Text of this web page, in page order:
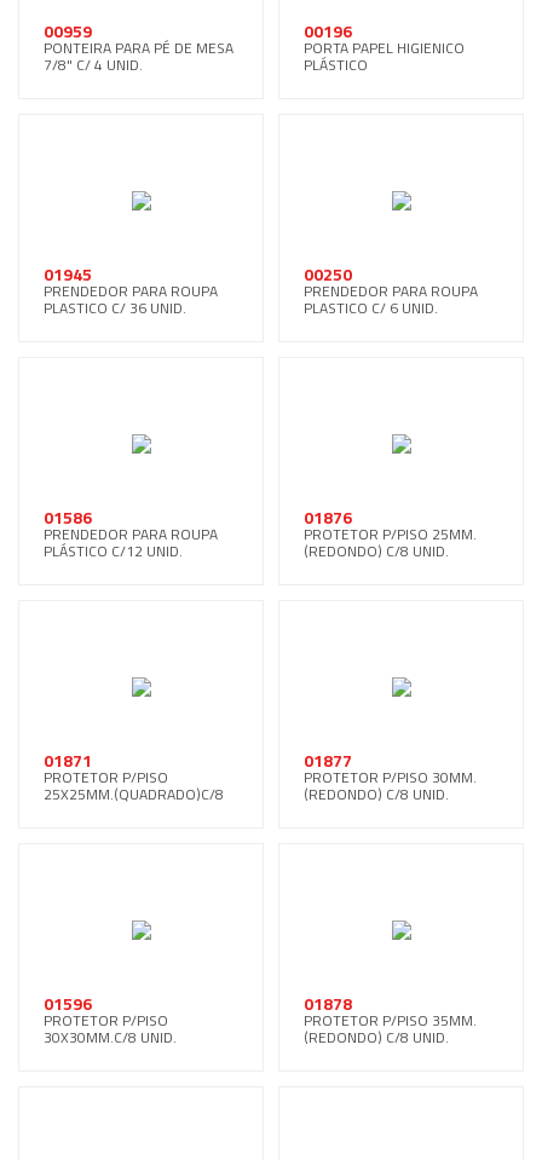
00959
PONTEIRA PARA PÉ DE MESA
7/8" C/ 4 UNID.
00196
PORTA PAPEL HIGIENICO
PLÁSTICO
01945
PRENDEDOR PARA ROUPA
PLASTICO C/ 36 UNID.
00250
PRENDEDOR PARA ROUPA
PLASTICO C/ 6 UNID.
01586
PRENDEDOR PARA ROUPA
PLÁSTICO C/12 UNID.
01876
PROTETOR P/PISO 25MM.
(REDONDO) C/8 UNID.
01871
PROTETOR P/PISO
25X25MM.(QUADRADO)C/8
01877
PROTETOR P/PISO 30MM.
(REDONDO) C/8 UNID.
01596
PROTETOR P/PISO
30X30MM.C/8 UNID.
01878
PROTETOR P/PISO 35MM.
(REDONDO) C/8 UNID.